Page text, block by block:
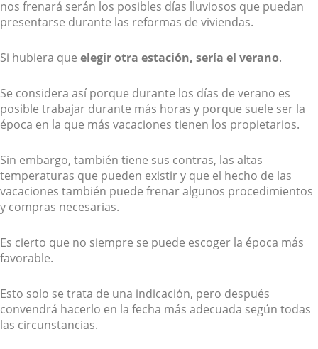
nos frenará serán los posibles días lluviosos que puedan
presentarse durante las reformas de viviendas.
Si hubiera que elegir otra estación, sería el verano.
Se considera así porque durante los días de verano es
posible trabajar durante más horas y porque suele ser la
época en la que más vacaciones tienen los propietarios.
Sin embargo, también tiene sus contras, las altas
temperaturas que pueden existir y que el hecho de las
vacaciones también puede frenar algunos procedimientos
y compras necesarias.
Es cierto que no siempre se puede escoger la época más
favorable.
Esto solo se trata de una indicación, pero después
convendrá hacerlo en la fecha más adecuada según todas
las circunstancias.